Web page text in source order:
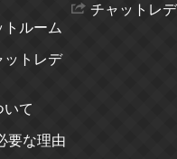
ルーム
ットレデ
いて
要な理由
チャットレ